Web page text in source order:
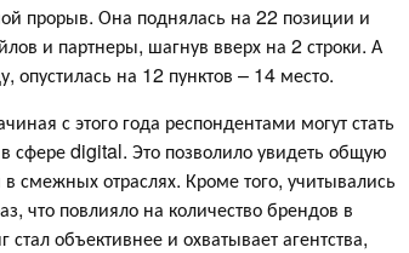
прорыв. Она поднялась на 22 позиции и
и партнеры, шагнув вверх на 2 строки. А
на 12 пунктов – 14 место.
с этого года респондентами могут стать
digital. Это позволило увидеть общую
смежных отраслях. Кроме того, учитывались
что повлияло на количество брендов в
объективнее и охватывает агентства,